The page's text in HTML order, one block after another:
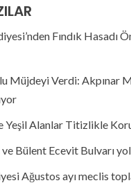
Fındık Hasadı
Müjdeyi Verdi: Akpınar
Yeşil Alanlar Titizlikle
Bülent Ecevit Bulvarı
Ağustos ayı meclis